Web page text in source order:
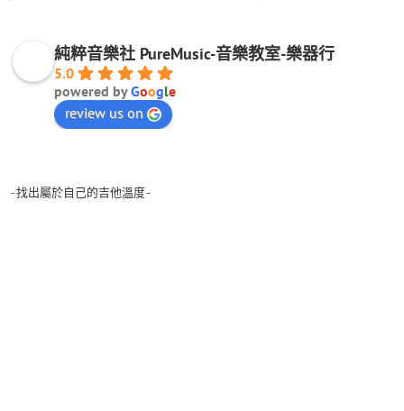
純粹音樂社 PureMusic-音樂教室-樂器行
5.0
powered byGoogle
review us on
-找出屬於自己的吉他溫度-